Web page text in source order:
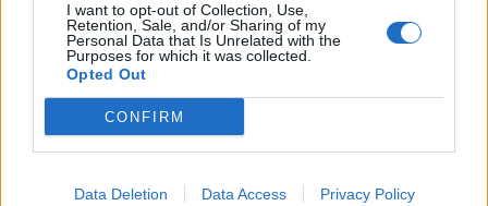
I want to opt-out of Collection, Use,
Retention, Sale, and/or Sharing of my
Personal Data that Is Unrelated with the
Purposes for which it was collected.
Opted Out
CONFIRM
Data Deletion Data Access Privacy Policy